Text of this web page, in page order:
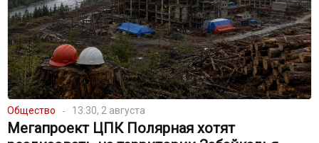
Общество 13:30, 2 августа
Мегапроект ЦПК Полярная хотят